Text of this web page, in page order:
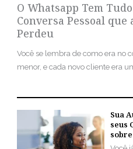
O Whatsapp Tem
Conversa Pessoal que
Perdeu
Você se lembra de como era no
menor, e cada novo cliente era
Sua
seus